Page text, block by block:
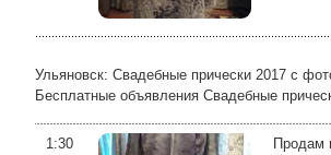
Ульяновск: Свадебные прически 2017 с
Бесплатные объявления Свадебные
1:30
Продам